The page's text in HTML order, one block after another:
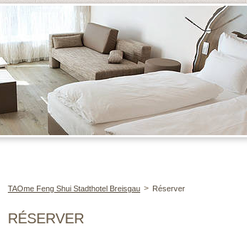
TAOme Feng Shui Stadthotel Breisgau > Réserver
RÉSERVER